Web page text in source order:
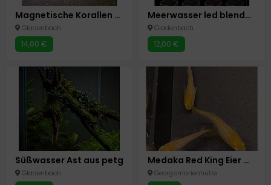
Magnetische Korallen halter
Gladenbach
14,00 €
Meerwasser led blenden für Ai red sea und aquamedic
Gladenbach
12,00 €
Süßwasser Ast aus petg
Gladenbach
Medaka Red King Eier Miniteich Aquariumfische Reisfische Oryzias Latipes
Georgsmarienhütte